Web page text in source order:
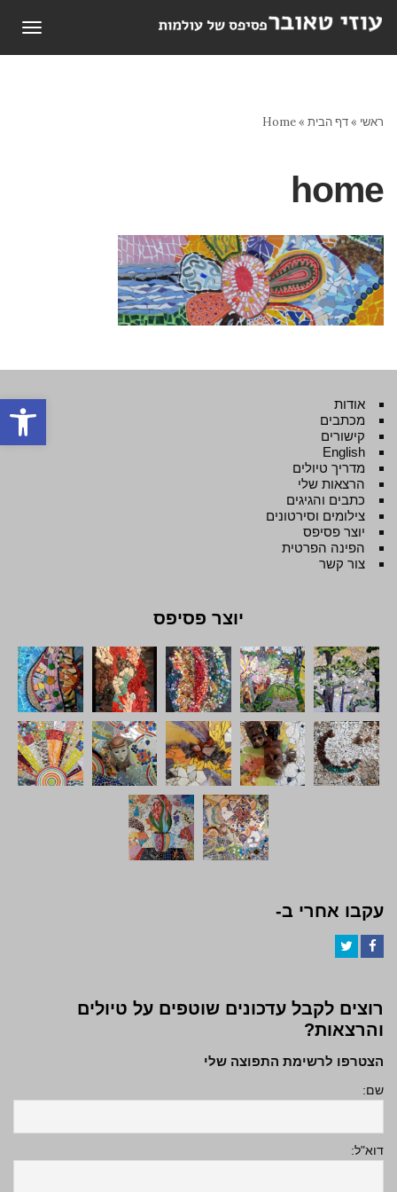
פתח
ראשי »דף הבית »
Home
home
אודות
מכתבים
קישורים
English
מדריך טיולים
הרצאות שלי
כתבים והגיגים
צילומים וסירטונים
יוצר פסיפס
הפינה הפרטית
צור קשר
יוצר פסיפס
עקבו אחרי ב-
רוצים לקבל עדכונים שוטפים על טיולים
והרצאות?
הצטרפו לרשימת התפוצה שלי
שם:
דוא"ל: